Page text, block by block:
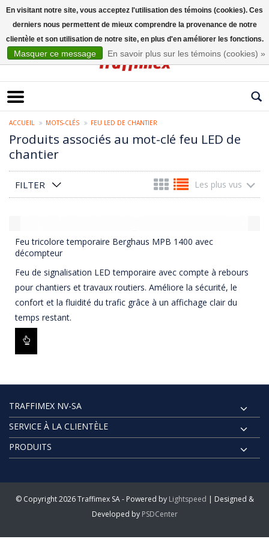
ACCUEIL MOTS-CLÉS FEU LED DE CHANTIER
Produits associés au mot-clé feu LED de
chantier
FILTER Les plus vus
Feu tricolore temporaire Berghaus MPB 1400 avec
décompteur
Feu de signalisation LED temporaire avec compte à rebours
pour chantiers et travaux routiers. Améliore la sécurité, le
confort et la fluidité du trafic grâce à un affichage clair du
temps restant.
TRAFFIMEX NV-SA
SERVICE À LA CLIENTÈLE
PRODUITS
© Copyright 2026 Traffimex SA - Powered by Lightspeed | Designed &
Developed by PSDCenter
En visitant notre site, vous acceptez l'utilisation des témoins (cookies). Ces
derniers nous permettent de mieux comprendre la provenance de notre
clientèle et son utilisation de notre site, en plus d'en améliorer les fonctions.
Masquer ce message En savoir plus sur les témoins (cookies) »